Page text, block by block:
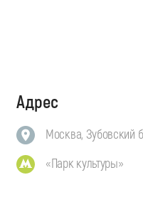
Адрес
Москва, Зубовский
«Парк культуры»